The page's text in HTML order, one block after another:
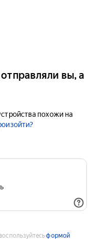
вы, а
похожи на
формой